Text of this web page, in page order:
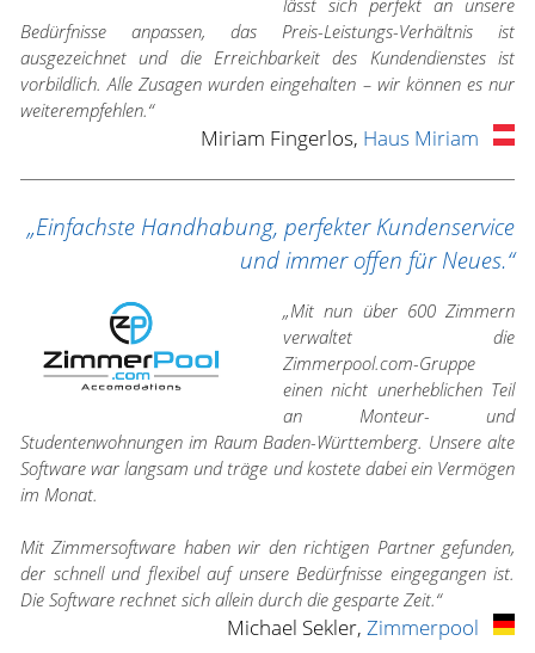
lässt sich perfekt an unsere
Bedürfnisse anpassen, das Preis-Leistungs-Verhältnis ist
ausgezeichnet und die Erreichbarkeit des Kundendienstes ist
vorbildlich. Alle Zusagen wurden eingehalten – wir können es nur
weiterempfehlen.“
Miriam Fingerlos, Haus Miriam
„Einfachste Handhabung, perfekter Kundenservice
und immer offen für Neues.“
„Mit nun über 600 Zimmern
verwaltet die
Zimmerpool.com-Gruppe
einen nicht unerheblichen Teil
an Monteur- und
Studentenwohnungen im Raum Baden-Württemberg. Unsere alte
Software war langsam und träge und kostete dabei ein Vermögen
im Monat.
Mit Zimmersoftware haben wir den richtigen Partner gefunden,
der schnell und flexibel auf unsere Bedürfnisse eingegangen ist.
Die Software rechnet sich allein durch die gesparte Zeit.“
Michael Sekler, Zimmerpool